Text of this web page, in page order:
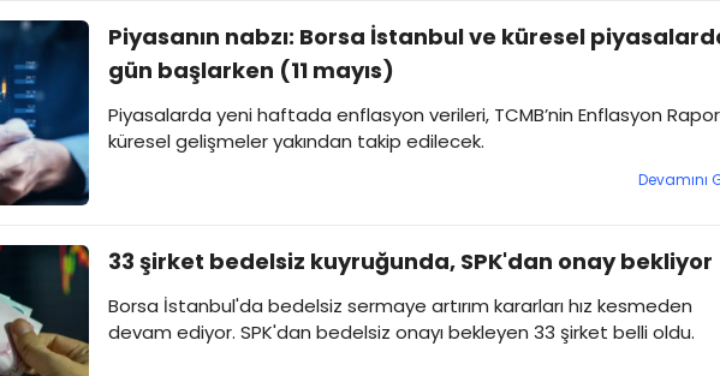
Piyasanın nabzı: Borsa İstanbul ve küresel
gün başlarken (11 mayıs)
Piyasalarda yeni haftada enflasyon verileri, TCMB’nin Enflasyon
küresel gelişmeler yakından takip edilecek.
Devamını
33 şirket bedelsiz kuyruğunda, SPK'dan onay bekliyor
Borsa İstanbul'da bedelsiz sermaye artırım kararları hız kesmeden
devam ediyor. SPK'dan bedelsiz onayı bekleyen 33 şirket belli oldu.